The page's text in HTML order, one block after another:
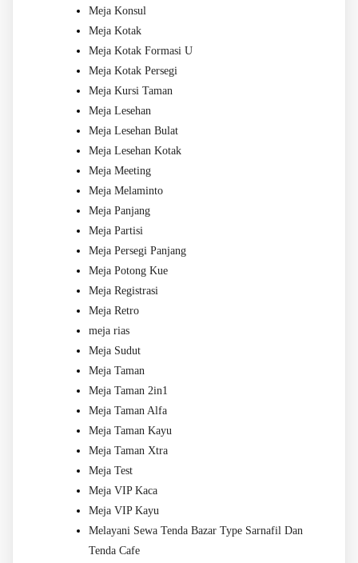
Meja Konsul
Meja Kotak
Meja Kotak Formasi U
Meja Kotak Persegi
Meja Kursi Taman
Meja Lesehan
Meja Lesehan Bulat
Meja Lesehan Kotak
Meja Meeting
Meja Melaminto
Meja Panjang
Meja Partisi
Meja Persegi Panjang
Meja Potong Kue
Meja Registrasi
Meja Retro
meja rias
Meja Sudut
Meja Taman
Meja Taman 2in1
Meja Taman Alfa
Meja Taman Kayu
Meja Taman Xtra
Meja Test
Meja VIP Kaca
Meja VIP Kayu
Melayani Sewa Tenda Bazar Type Sarnafil Dan
Tenda Cafe